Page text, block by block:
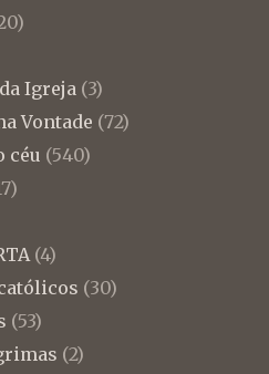
Igreja (3)
Vontade (72)
céu (540)
(4)
(30)
(53)
(2)